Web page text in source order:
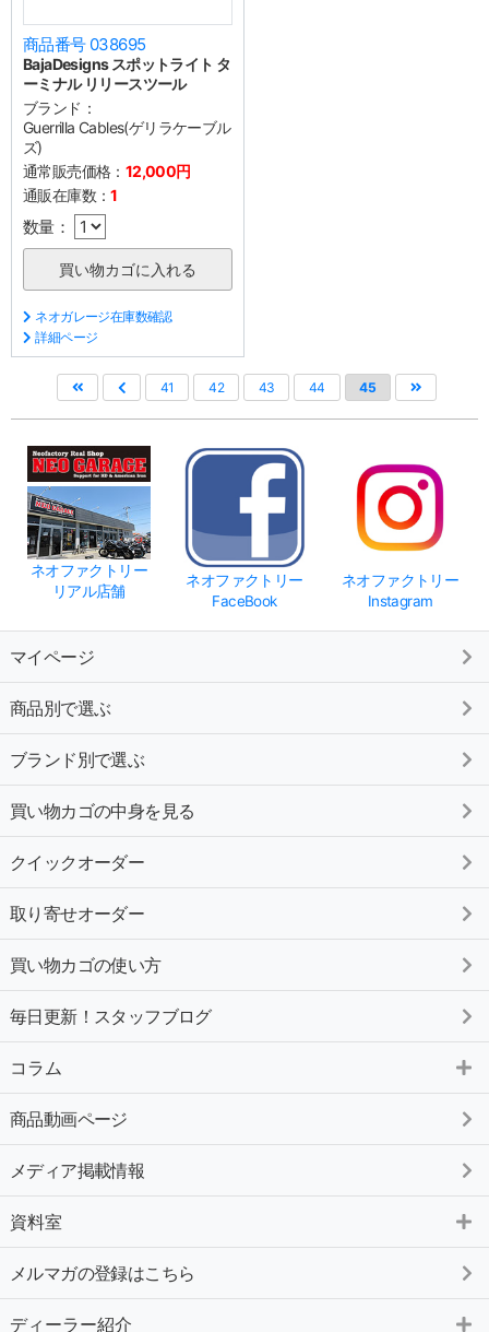
商品番号 038695
BajaDesigns スポットライト タ
ーミナル リリースツール
ブランド：
Guerrilla Cables(ゲリラケーブル
ズ)
通常販売価格： 12,000円
通販在庫数：1
数量：
ネオガレージ在庫数確認
詳細ページ
41 42 43 44 45
ネオファクトリー
リアル店舗
ネオファクトリー
FaceBook
ネオファクトリー
Instagram
マイページ
商品別で選ぶ
ブランド別で選ぶ
買い物カゴの中身を見る
クイックオーダー
取り寄せオーダー
買い物カゴの使い方
毎日更新！スタッフブログ
コラム
商品動画ページ
メディア掲載情報
資料室
メルマガの登録はこちら
ディーラー紹介